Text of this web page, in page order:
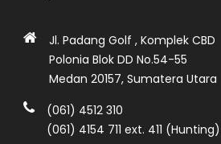
Jl. Padang Golf , Komplek CBD
Polonia Blok DD No.54-55
Medan 20157, Sumatera Utara
(061) 4512 310
(061) 4154 711 ext. 411 (Hunting)